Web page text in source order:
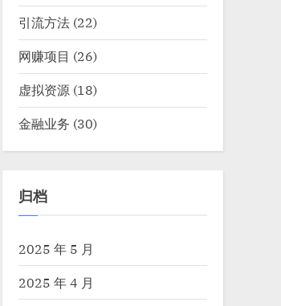
引流方法 (22)
网赚项目 (26)
虚拟资源 (18)
金融业务 (30)
归档
2025 年 5 月
2025 年 4 月